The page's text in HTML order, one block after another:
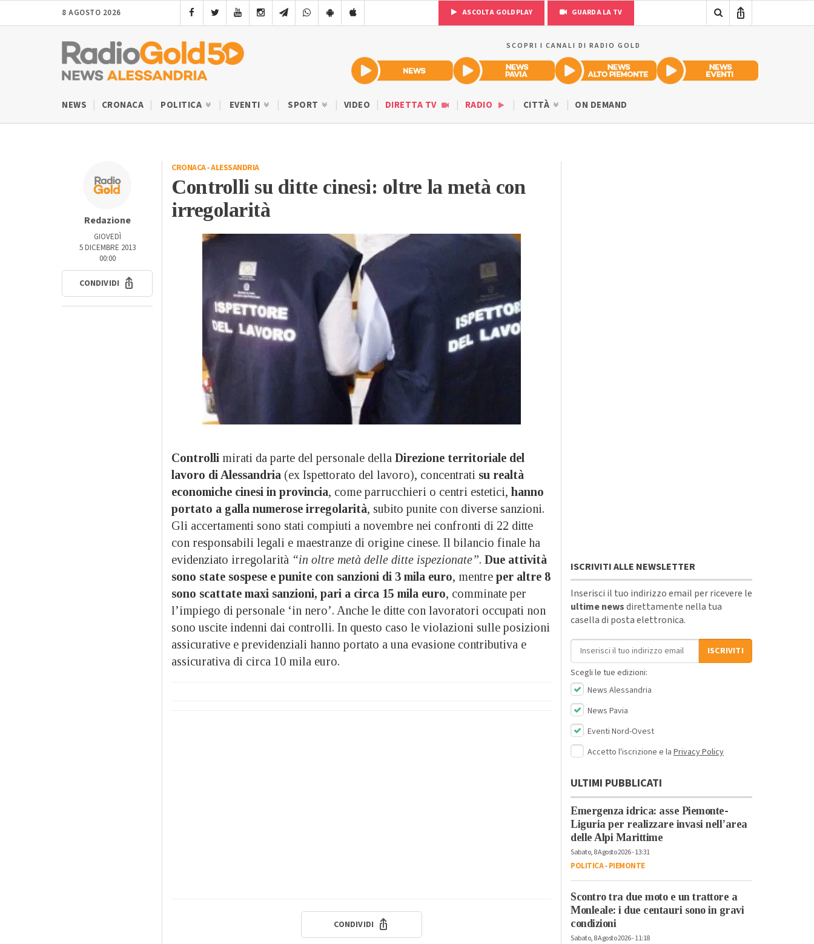
8 AGOSTO 2026 ASCOLTA GOLDPLAY GUARDA LA TV
SCOPRI I CANALI DI RADIO GOLD
NEWS CRONACA POLITICA EVENTI SPORT VIDEO DIRETTA TV RADIO CITTÀ ON DEMAND
Redazione
GIOVEDÌ
5 DICEMBRE 2013
00:00
CONDIVIDI
CRONACA-ALESSANDRIA
Controlli su ditte cinesi: oltre la metà con
irregolarità
Controlli mirati da parte del personale della Direzione territoriale del
lavoro di Alessandria (ex Ispettorato del lavoro), concentrati su realtà
economiche cinesi in provincia, come parrucchieri o centri estetici, hanno
portato a galla numerose irregolarità, subito punite con diverse sanzioni.
Gli accertamenti sono stati compiuti a novembre nei confronti di 22 ditte
con responsabili legali e maestranze di origine cinese. Il bilancio finale ha
evidenziato irregolarità “in oltre metà delle ditte ispezionate”. Due attività
sono state sospese e punite con sanzioni di 3 mila euro, mentre per altre 8
sono scattate maxi sanzioni, pari a circa 15 mila euro, comminate per
l’impiego di personale ‘in nero’. Anche le ditte con lavoratori occupati non
sono uscite indenni dai controlli. In questo caso le violazioni sulle posizioni
assicurative e previdenziali hanno portato a una evasione contributiva e
assicurativa di circa 10 mila euro.
CONDIVIDI
ISCRIVITI ALLE NEWSLETTER
Inserisci il tuo indirizzo email per ricevere le
ultime newsdirettamente nella tua
casella di posta elettronica.
Indirizzo email
ISCRIVITI
Scegli le tue edizioni:
News Alessandria
News Pavia
Eventi Nord-Ovest
Accetto l'iscrizione e la Privacy Policy
ULTIMI PUBBLICATI
Emergenza idrica: asse Piemonte-
Liguria per realizzare invasi nell’area
delle Alpi Marittime
Sabato, 8 Agosto 2026 - 13:31
POLITICA-PIEMONTE
Scontro tra due moto e un trattore a
Monleale: i due centauri sono in gravi
condizioni
Sabato, 8 Agosto 2026 - 11:18